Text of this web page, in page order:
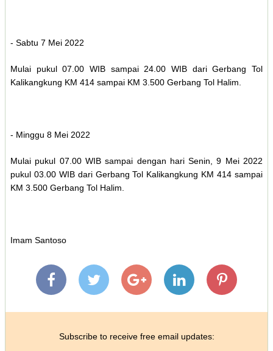
- Sabtu 7 Mei 2022
Mulai pukul 07.00 WIB sampai 24.00 WIB dari Gerbang Tol
Kalikangkung KM 414 sampai KM 3.500 Gerbang Tol Halim.
- Minggu 8 Mei 2022
Mulai pukul 07.00 WIB sampai dengan hari Senin, 9 Mei 2022
pukul 03.00 WIB dari Gerbang Tol Kalikangkung KM 414 sampai
KM 3.500 Gerbang Tol Halim.
Imam Santoso
Subscribe to receive free email updates: